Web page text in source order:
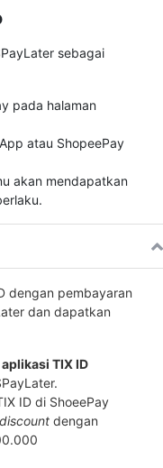
sebagai
pada halaman
atau ShopeePay
akan mendapatkan
dengan pembayaran
dan dapatkan
aplikasi TIX ID
ID di ShoeePay
discount dengan